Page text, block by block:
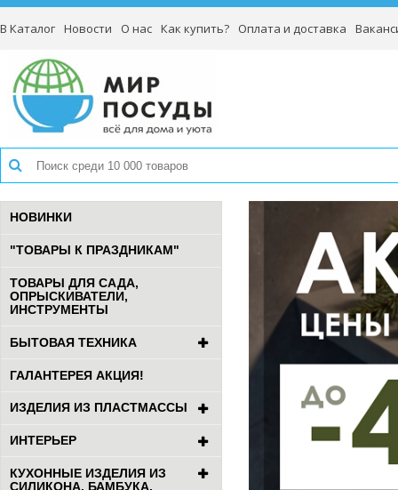
В Каталог Новости О нас Как купить? Оплата и доставка
НОВИНКИ
"ТОВАРЫ К ПРАЗДНИКАМ"
ТОВАРЫ ДЛЯ САДА,
ОПРЫСКИВАТЕЛИ,
ИНСТРУМЕНТЫ
БЫТОВАЯ ТЕХНИКА
ГАЛАНТЕРЕЯ АКЦИЯ!
ИЗДЕЛИЯ ИЗ ПЛАСТМАССЫ
ИНТЕРЬЕР
КУХОННЫЕ ИЗДЕЛИЯ ИЗ
СИЛИКОНА, БАМБУКА,